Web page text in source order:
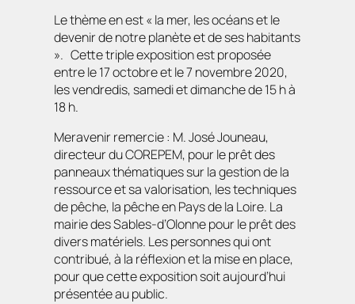
Le thème en est « la mer, les océans et le
devenir de notre planète et de ses habitants
». Cette triple exposition est proposée
entre le 17 octobre et le 7 novembre 2020,
les vendredis, samedi et dimanche de 15 h à
18 h.
Meravenir remercie : M. José Jouneau,
directeur du COREPEM, pour le prêt des
panneaux thématiques sur la gestion de la
ressource et sa valorisation, les techniques
de pêche, la pêche en Pays de la Loire. La
mairie des Sables-d’Olonne pour le prêt des
divers matériels. Les personnes qui ont
contribué, à la réflexion et la mise en place,
pour que cette exposition soit aujourd’hui
présentée au public.